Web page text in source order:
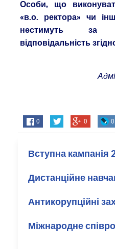
Особи, що
«в.о. ректора» чи
нестимуть за
відповідальність
0 0 0
Вступна кампанія
Дистанційне
Антикорупційні
Міжнародне